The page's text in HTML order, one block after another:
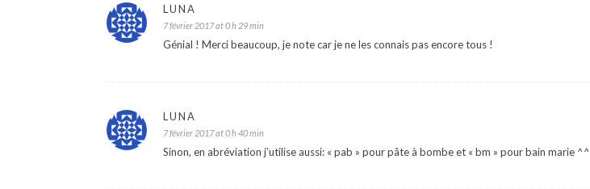
LUNA
7 février 2017 at 0 h 29 min
Génial ! Merci beaucoup, je note car je ne les connais pas encore tous !
LUNA
7 février 2017 at 0 h 40 min
Sinon, en abréviation j’utilise aussi: « pab » pour pâte à bombe et « bm » pour bain marie ^^